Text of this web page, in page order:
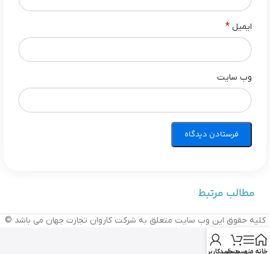
ایمیل *
وب‌ سایت
مطالب مرتبط
کلیه حقوق این وب سایت متعلق به شرکت کاروان تجارت جهان می باشد ©
خانه منوسبد خرید
حساب کاربری من